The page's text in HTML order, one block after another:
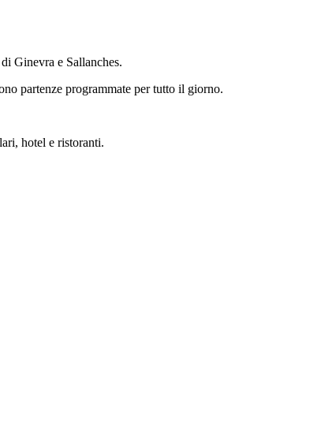
Ginevra e Sallanches.
partenze programmate per tutto il giorno.
hotel e ristoranti.